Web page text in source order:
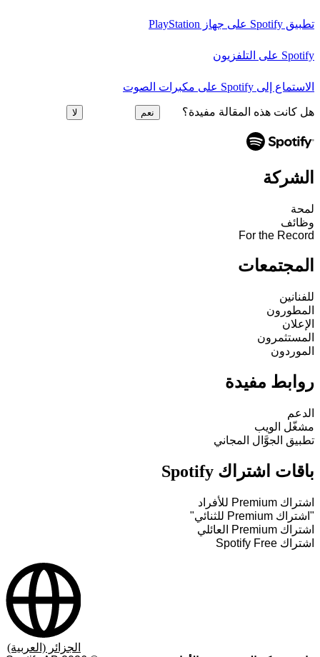
تطبيق Spotify على جهاز PlayStation
Spotify على التلفزيون
الاستماع إلى Spotify على مكبرات الصوت
هل كانت هذه المقالة مفيدة؟ نعم لا
الشركة
لمحة
وظائف
For the Record
المجتمعات
للفنانين
المطورون
الإعلان
المستثمرون
الموردون
روابط مفيدة
الدعم
مشغّل الويب
تطبيق الجوَّال المجاني
باقات اشتراك Spotify
اشتراك Premium للأفراد
"اشتراك Premium للثنائي"
اشتراك Premium العائلي
اشتراك Spotify Free
الجزائر (العربية)